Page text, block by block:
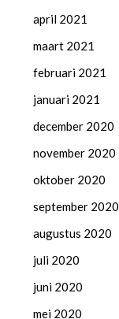
april 2021
maart 2021
februari 2021
januari 2021
december 2020
november 2020
oktober 2020
september 2020
augustus 2020
juli 2020
juni 2020
mei 2020